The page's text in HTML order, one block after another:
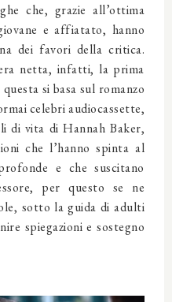
che, grazie all’ottima
e affiatato, hanno
dei favori della critica.
netta, infatti, la prima
si basa sul romanzo
celebri audiocassette,
di vita di Hannah Baker,
che l’hanno spinta al
e che suscitano
per questo se ne
sotto la guida di adulti
spiegazioni e sostegno